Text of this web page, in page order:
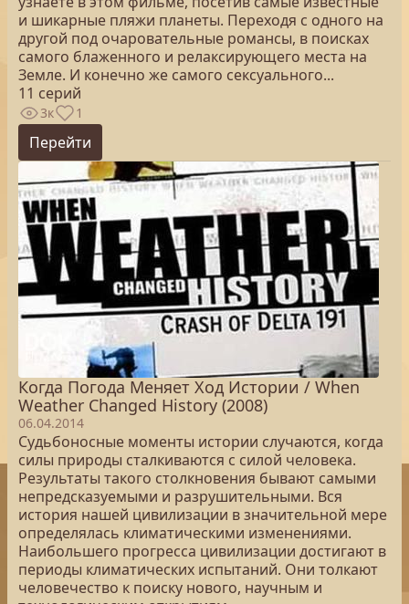
и шикарные пляжи планеты. Переходя с одного на
другой под очаровательные романсы, в поисках
самого блаженного и релаксирующего места на
Земле. И конечно же самого сексуального...
11 серий
3к 1
Перейти
Когда Погода Меняет Ход Истории / When
Weather Changed History (2008)
06.04.2014
Судьбоносные моменты истории случаются, когда
силы природы сталкиваются с силой человека.
Результаты такого столкновения бывают самыми
непредсказуемыми и разрушительными. Вся
история нашей цивилизации в значительной мере
определялась климатическими изменениями.
Наибольшего прогресса цивилизации достигают в
периоды климатических испытаний. Они толкают
человечество к поиску нового, научным и